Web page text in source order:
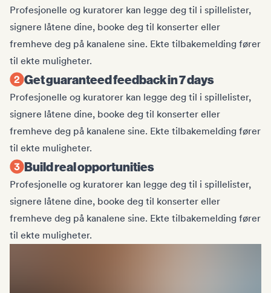
Profesjonelle og kuratorer kan legge deg til i spillelister,
signere låtene dine, booke deg til konserter eller
fremheve deg på kanalene sine. Ekte tilbakemelding fører
til ekte muligheter.
Get guaranteed feedback in 7 days
Profesjonelle og kuratorer kan legge deg til i spillelister,
signere låtene dine, booke deg til konserter eller
fremheve deg på kanalene sine. Ekte tilbakemelding fører
til ekte muligheter.
Build real opportunities
Profesjonelle og kuratorer kan legge deg til i spillelister,
signere låtene dine, booke deg til konserter eller
fremheve deg på kanalene sine. Ekte tilbakemelding fører
til ekte muligheter.